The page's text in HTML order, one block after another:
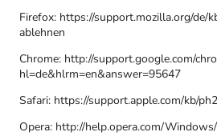
Firefox: https://support.mozilla.org/de/
ablehnen
Chrome: http://support.google.com/
hl=de&hlrm=en&answer=95647
Safari: https://support.apple.com/kb/
Opera: http://help.opera.com/